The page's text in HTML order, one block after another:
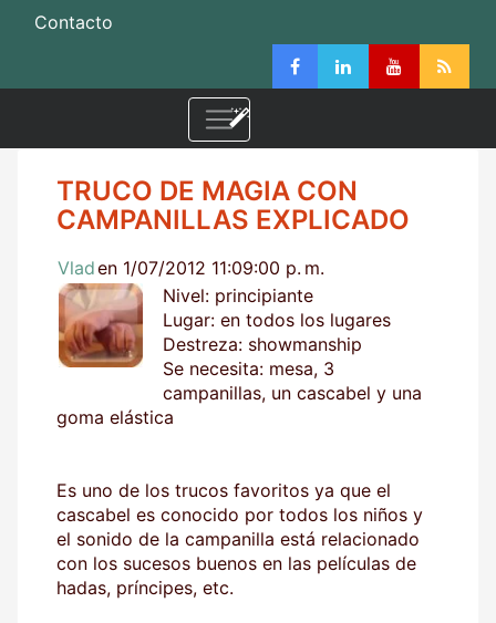
Contacto
TRUCO DE MAGIA CON
CAMPANILLAS EXPLICADO
Vladen 1/07/2012 11:09:00 p. m.
Nivel: principiante
Lugar: en todos los lugares
Destreza: showmanship
Se necesita: mesa, 3
campanillas, un cascabel y una
goma elástica
Es uno de los trucos favoritos ya que el
cascabel es conocido por todos los niños y
el sonido de la campanilla está relacionado
con los sucesos buenos en las películas de
hadas, príncipes, etc.